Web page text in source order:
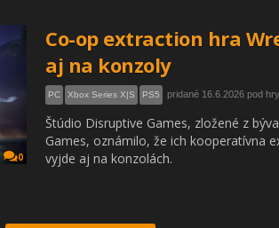
0
Co-op extraction hra
aj na konzoly
PC Xbox Series X|S PS5 pridané 16.6.2026 pod hry
Štúdio Disruptive Games, zložené z
Games, oznámilo, že ich kooperatívna
vyjde aj na konzolách.